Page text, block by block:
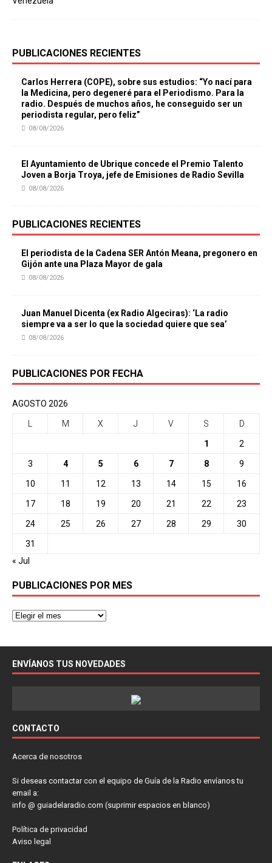
PUBLICACIONES RECIENTES
Carlos Herrera (COPE), sobre sus estudios: “Yo nací para
la Medicina, pero degeneré para el Periodismo. Para la
radio. Después de muchos años, he conseguido ser un
periodista regular, pero feliz”
08/08/2026
El Ayuntamiento de Ubrique concede el Premio Talento
Joven a Borja Troya, jefe de Emisiones de Radio Sevilla
08/08/2026
PUBLICACIONES RECIENTES
El periodista de la Cadena SER Antón Meana, pregonero en
Gijón ante una Plaza Mayor de gala
08/08/2026
Juan Manuel Dicenta (ex Radio Algeciras): ‘La radio
siempre va a ser lo que la sociedad quiere que sea’
08/08/2026
PUBLICACIONES POR FECHA
AGOSTO 2026
L M X J V S D
1 2
3 4 5 6 7 8 9
10 11 12 13 14 15 16
17 18 19 20 21 22 23
24 25 26 27 28 29 30
31
« Jul
PUBLICACIONES POR MES
ENVÍANOS TUS NOVEDADES
CONTACTO
Acerca de nosotros
Si deseas contactar con el equipo de Guía de la Radio envíanos tu
email a:
info @ guiadelaradio.com (suprimir espacios en blanco)
Política de privacidad
Aviso legal